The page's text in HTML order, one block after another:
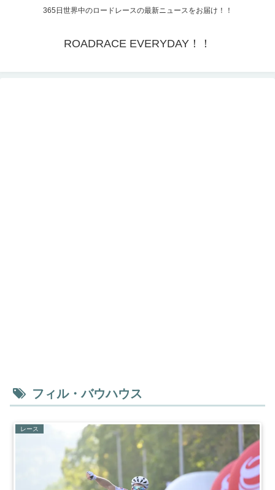
365日世界中のロードレースの最新ニュースをお届け！！
ROADRACE EVERYDAY！！
フィル・バウハウス
レース